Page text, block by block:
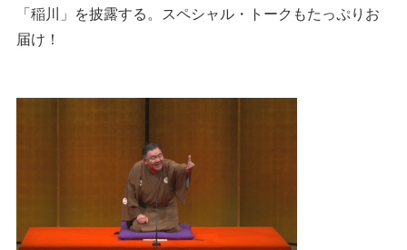
「稲川」を披露する。スペシャル・トークもたっぷりお
届け！